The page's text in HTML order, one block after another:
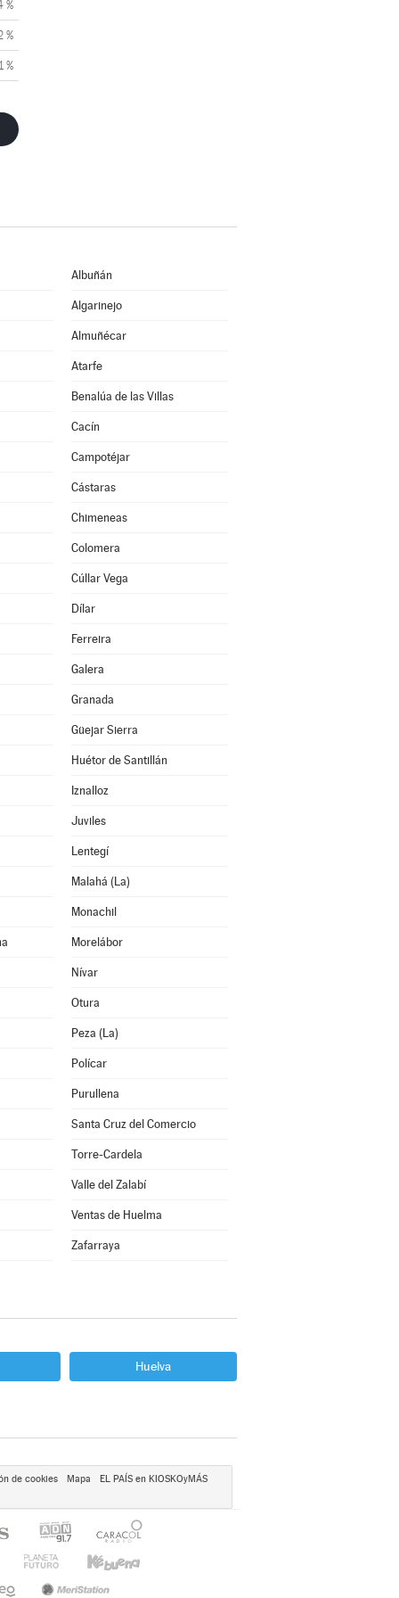
%
%
%
Albuñán
Algarinejo
Almuñécar
Atarfe
Benalúa de las Villas
Cacín
Campotéjar
Cástaras
Chimeneas
Colomera
Cúllar Vega
Dílar
Ferreira
Galera
Granada
Güejar Sierra
Huétor de Santillán
Iznalloz
Juviles
Lentegí
Malahá (La)
Monachil
Morelábor
Nívar
Otura
Peza (La)
Polícar
Purullena
Santa Cruz del Comercio
Torre-Cardela
Valle del Zalabí
Ventas de Huelma
Zafarraya
Huelva
de cookies Mapa EL PAÍS en KIOSKOyMÁS